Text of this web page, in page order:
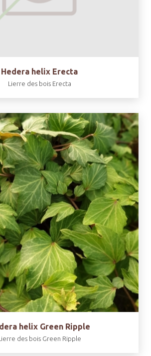
Hedera helix Erecta
Lierre des bois Erecta
helix Green Ripple
des bois Green Ripple